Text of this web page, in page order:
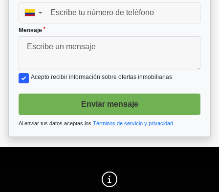
▼
Mensaje *
Acepto recibir información sobre ofertas inmobiliarias
Enviar mensaje
Al enviar tus datos aceptas los Términos de servicio y privacidad